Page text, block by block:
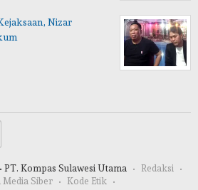
Nizar
PT. Kompas Sulawesi Utama
Redaksi
Media Siber
Kode Etik